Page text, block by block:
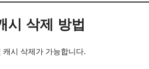
시 삭제 방법
시 삭제가 가능합니다.